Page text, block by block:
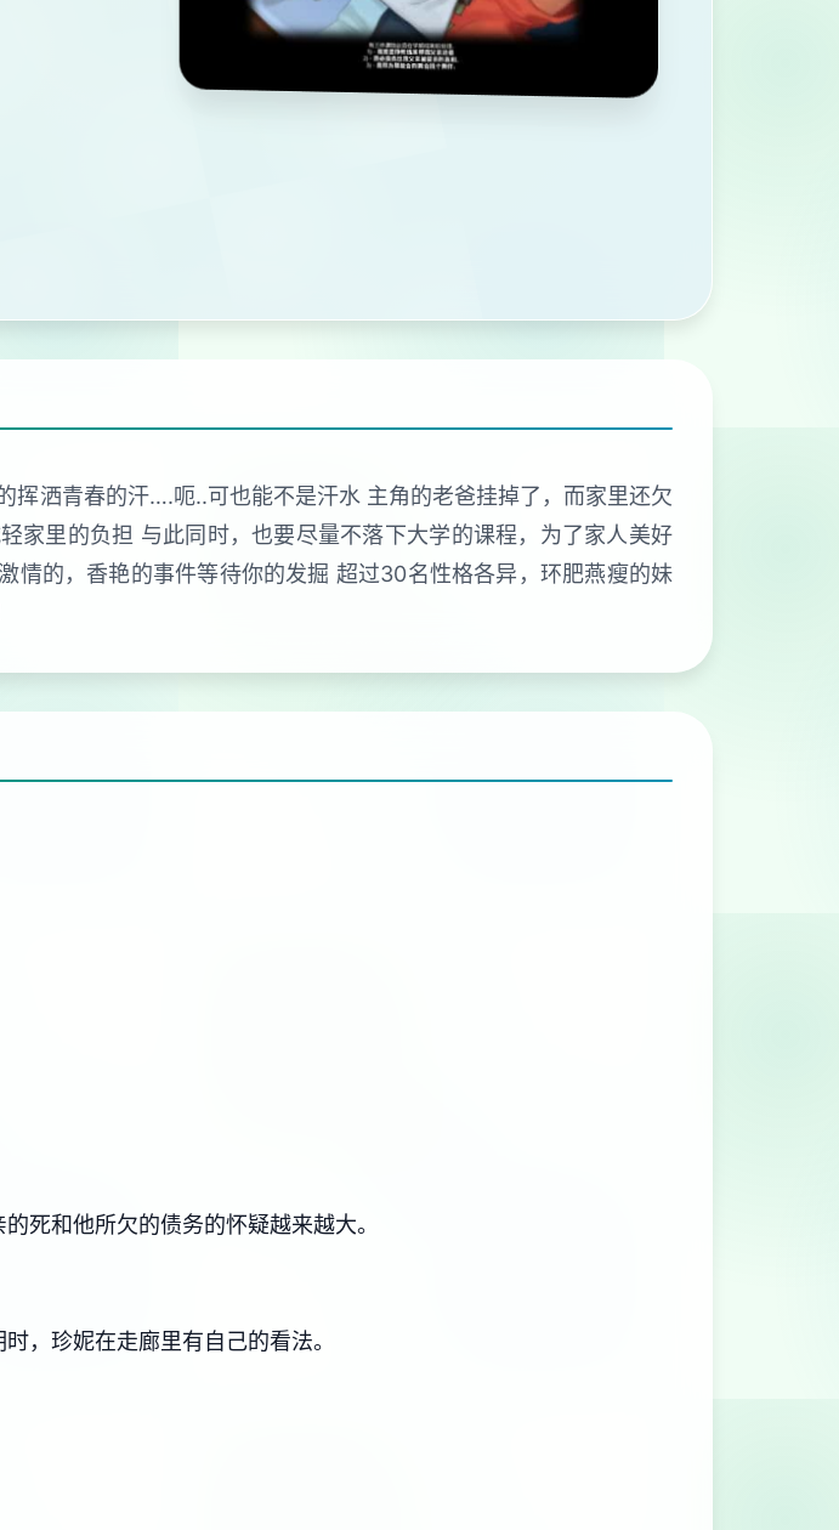
挥洒青春的汗….呃..可也能不是汗水 主角的老爸挂掉了，而家里还欠
家里的负担 与此同时，也要尽量不落下大学的课程，为了家人美好
的，香艳的事件等待你的发掘 超过30名性格各异，环肥燕瘦的妹
死和他所欠的债务的怀疑越来越大。
，珍妮在走廊里有自己的看法。